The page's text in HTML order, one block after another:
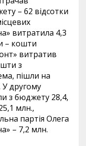
– 62 відсотки
витратила 4,3
– кошти
витратив
з
пішли на
У другому
з бюджету 28,4,
млн.,
партія Олега
– 7,2 млн.